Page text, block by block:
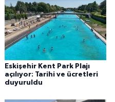
Eskişehir Kent Park Plajı
açılıyor: Tarihi ve ücretleri
duyuruldu